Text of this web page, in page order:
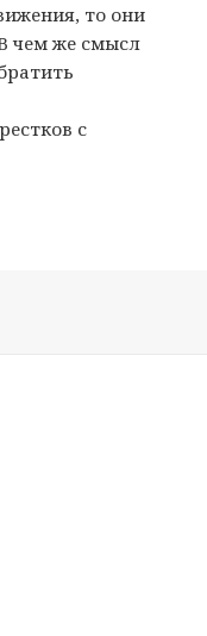
то они
чем же смысл
с
кругового